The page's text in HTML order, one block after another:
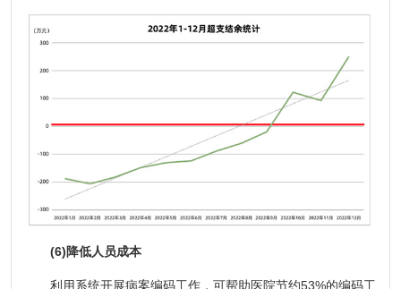
(6)降低人员成本
利用系统开展病案编码工作，可帮助医院节约53%的编码工